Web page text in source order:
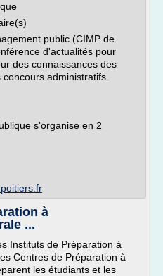
public (CIMP de
d'actualités pour
des connaissances des
administratifs.
s'organise en 2
à
...
Instituts de Préparation à
Centres de Préparation à
les étudiants et les